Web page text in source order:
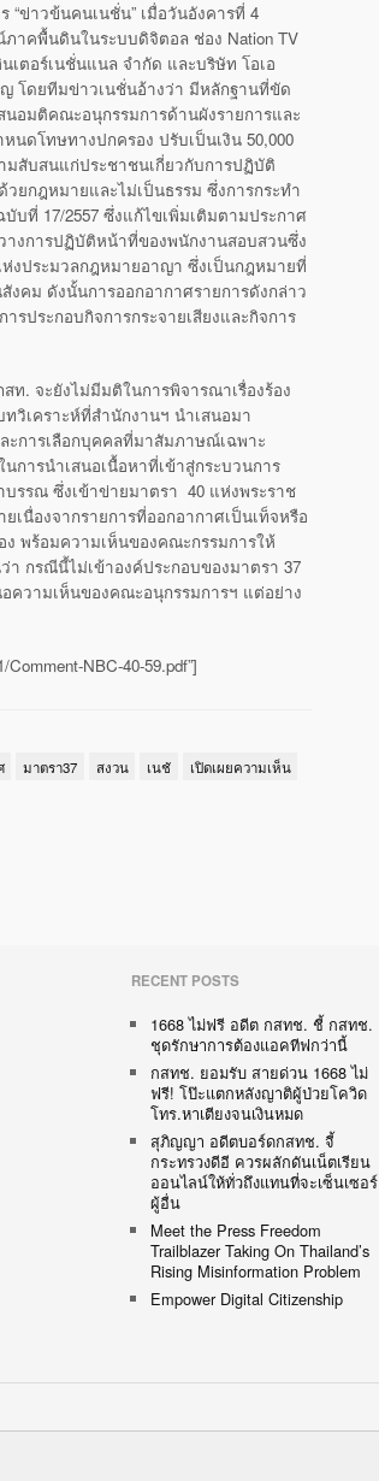
ข่าวข้นคนเนชั่น” เมื่อวันอังคารที่ 4
ภาคพื้นดินในระบบดิจิตอล ช่อง Nation TV
เตอร์เนชั่นแนล จำกัด และบริษัท โอเอ
โดยทีมข่าวเนชั่นอ้างว่า มีหลักฐานที่ขัด
อมติคณะอนุกรรมการด้านผังรายการและ
นดโทษทางปกครอง ปรับเป็นเงิน 50,000
มสับสนแก่ประชาชนเกี่ยวกับการปฏิบัติ
ยกฎหมายและไม่เป็นธรรม ซึ่งการกระทำ
บที่ 17/2557 ซึ่งแก้ไขเพิ่มเติมตามประกาศ
างการปฏิบัติหน้าที่ของพนักงานสอบสวนซึ่ง
งประมวลกฎหมายอาญา ซึ่งเป็นกฎหมายที่
งคม ดังนั้นการออกอากาศรายการดังกล่าว
ประกอบกิจการกระจายเสียงและกิจการ
. จะยังไม่มีมติในการพิจารณาเรื่องร้อง
วิเคราะห์ที่สำนักงานฯ นำเสนอมา
ะการเลือกบุคคลที่มาสัมภาษณ์เฉพาะ
การนำเสนอเนื้อหาที่เข้าสู่กระบวนการ
รรณ ซึ่งเข้าข่ายมาตรา 40 แห่งพระราช
เนื่องจากรายการที่ออกอากาศเป็นเท็จหรือ
ง พร้อมความเห็นของคณะกรรมการให้
กรณีนี้ไม่เข้าองค์ประกอบของมาตรา 37
ความเห็นของคณะอนุกรรมการฯ แต่อย่าง
NBC-40-59.pdf”]
มาตรา37 สงวน เนชั เปิดเผยความเห็น
RECENT POSTS
1668 ไม่ฟรี อดีต กสทช. ชี้ กสทช.
ชุดรักษาการต้องแอคทีฟกว่านี้
กสทช. ยอมรับ สายด่วน 1668 ไม่
ฟรี! โป๊ะแตกหลังญาติผู้ป่วยโควิด
โทร.หาเตียงจนเงินหมด
สุภิญญา อดีตบอร์ดกสทช. จี้
กระทรวงดีอี ควรผลักดันเน็ตเรียน
ออนไลน์ให้ทั่วถึงแทนที่จะเซ็นเซอร์
ผู้อื่น
Meet the Press Freedom
Trailblazer Taking On Thailand’s
Rising Misinformation Problem
Empower Digital Citizenship